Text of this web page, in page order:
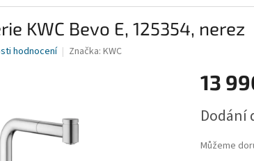
KWC Bevo E, 125354, nerez
hodnocení Značka: KWC
13
cena:
Dodání
Můžeme